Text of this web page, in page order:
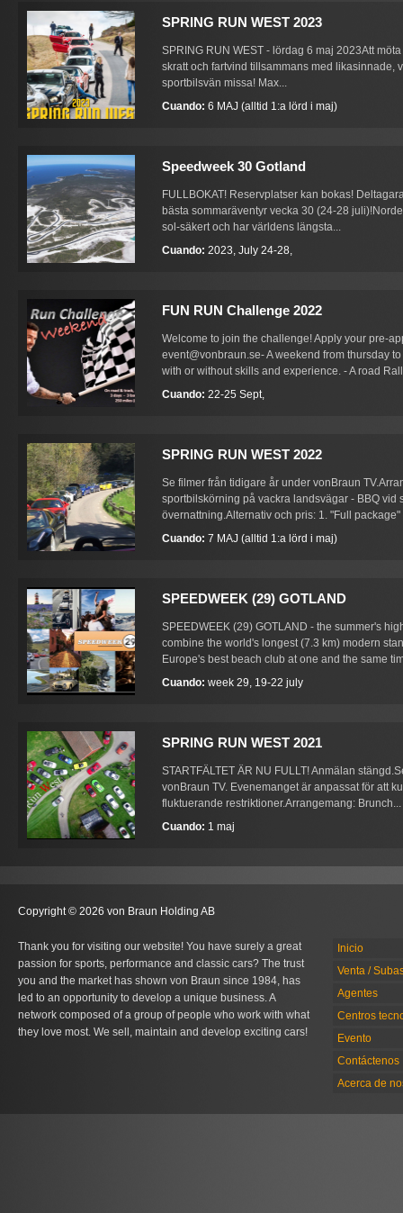
SPRING RUN WEST 2023
SPRING RUN WEST - lördag 6 maj 2023Att
skratt och fartvind tillsammans med likasinnade,
sportbilsvän missa! Max...
Cuando: 6 MAJ (alltid 1:a lörd i maj)
Speedweek 30 Gotland
FULLBOKAT! Reservplatser kan bokas!
bästa sommaräventyr vecka 30 (24-28
sol-säkert och har världens längsta...
Cuando: 2023, July 24-28,
FUN RUN Challenge 2022
Welcome to join the challenge! Apply your pre-
event@vonbraun.se- A weekend from thursday
with or without skills and experience. - A road
Cuando: 22-25 Sept,
SPRING RUN WEST 2022
Se filmer från tidigare år under vonBraun
sportbilskörning på vackra landsvägar - BBQ vid
övernattning.Alternativ och pris: 1. "Full
Cuando: 7 MAJ (alltid 1:a lörd i maj)
SPEEDWEEK (29) GOTLAND
SPEEDWEEK (29) GOTLAND - the summer's
combine the world's longest (7.3 km) modern
Europe's best beach club at one and the same
Cuando: week 29, 19-22 july
SPRING RUN WEST 2021
STARTFÄLTET ÄR NU FULLT! Anmälan
vonBraun TV. Evenemanget är anpassat för att
fluktuerande restriktioner.Arrangemang: Brunch...
Cuando: 1 maj
Copyright © 2026 von Braun Holding AB
Thank you for visiting our website! You have surely a great
passion for sports, performance and classic cars? The trust
you and the market has shown von Braun since 1984, has
led to an opportunity to develop a unique business. A
network composed of a group of people who work with what
they love most. We sell, maintain and develop exciting cars!
Inicio
Venta /
Agentes
Centros
Evento
Contáctenos
Acerca de